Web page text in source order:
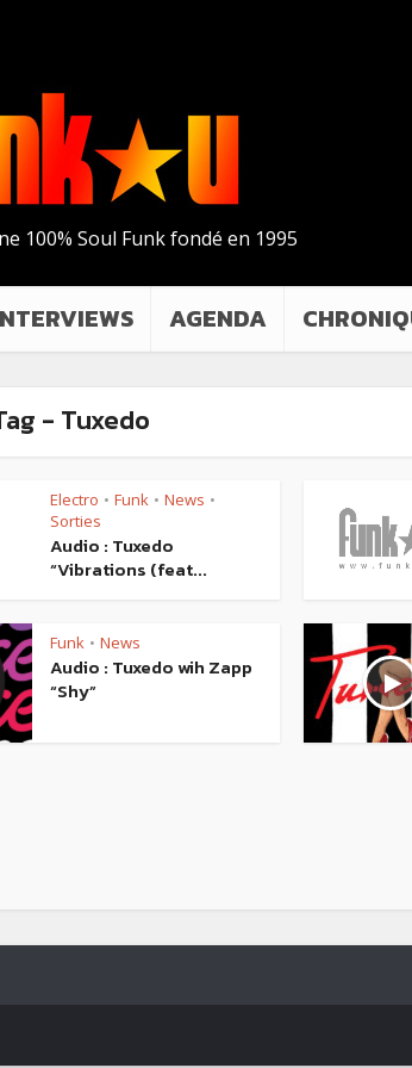
100% Soul Funk fondé en 1995
AGENDA
- Tuxedo
Electro • Funk • News •
Sorties
Audio : Tuxedo
“Vibrations (feat...
Funk • News
Audio : Tuxedo wih Zapp
“Shy”